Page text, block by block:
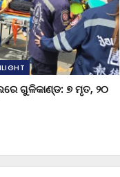
ଗୁଳିକାଣ୍ଡ: ୭ ମୃତ, ୨୦